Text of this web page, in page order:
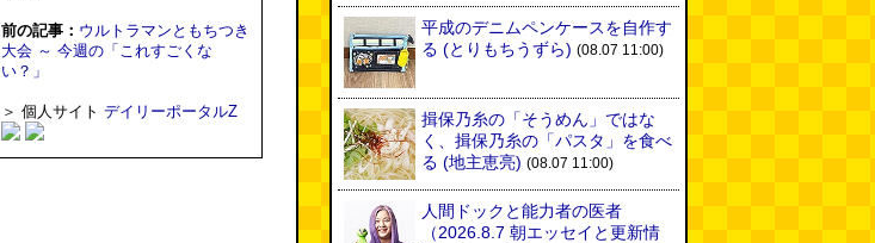
前の記事： ウルトラマンともちつき
大会 ～ 今週の「これすごくな
い？」
＞ 個人サイト デイリーポータルZ
平成のデニムペンケースを自作す
る (とりもちうずら) (08.07 11:00)
揖保乃糸の「そうめん」ではな
く、揖保乃糸の「パスタ」を食べ
る (地主恵亮) (08.07 11:00)
人間ドックと能力者の医者
（2026.8.7 朝エッセイと更新情